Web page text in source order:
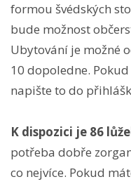
formou švédských
bude možnost
Ubytování je možné
10 dopoledne.
napište to do
K dispozici je 86
potřeba dobře
co nejvíce. Pokud